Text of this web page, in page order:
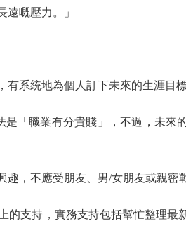
嘅壓力。」
統地為個人訂下未來的生涯目標
「職業有分貴賤」，不過，未來
不應受朋友、男/女朋友或親密
支持，實務支持包括幫忙整理最